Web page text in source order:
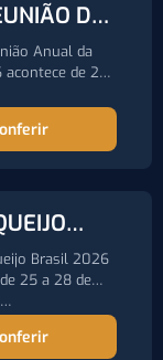
DA
DE
Anual da
acontece de 20
Brasil 2026
25 a 28 de